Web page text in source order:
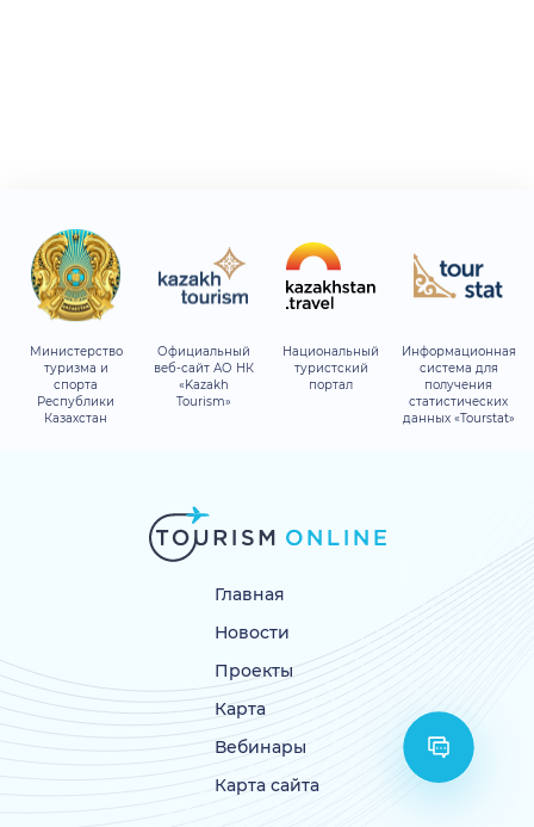
Министерство
туризма и
спорта
Республики
Казахстан
Официальный
веб-сайт АО НК
«Kazakh
Tourism»
Национальный
туристский
портал
Информационная
система для
получения
статистических
данных «Tourstat»
Главная
Новости
Проекты
Карта
Вебинары
Карта сайта